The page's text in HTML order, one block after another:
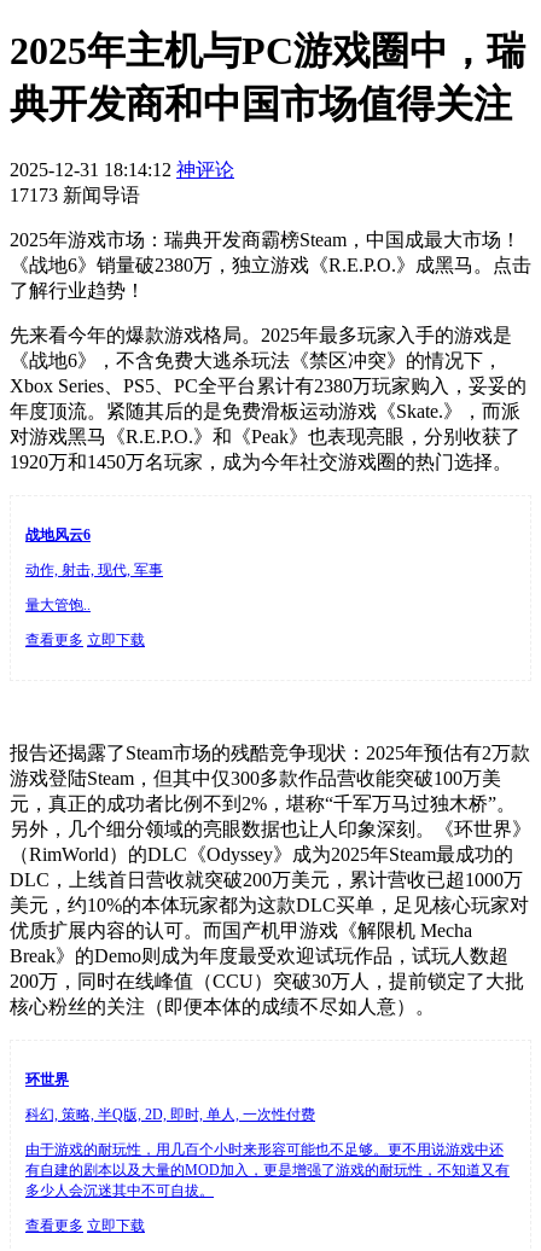
2025年主机与PC游戏圈中，瑞
典开发商和中国市场值得关注
2025-12-31 18:14:12 神评论
17173 新闻导语
2025年游戏市场：瑞典开发商霸榜Steam，中国成最大市场！
《战地6》销量破2380万，独立游戏《R.E.P.O.》成黑马。点击
了解行业趋势！
先来看今年的爆款游戏格局。2025年最多玩家入手的游戏是
《战地6》，不含免费大逃杀玩法《禁区冲突》的情况下，
Xbox Series、PS5、PC全平台累计有2380万玩家购入，妥妥的
年度顶流。紧随其后的是免费滑板运动游戏《Skate.》，而派
对游戏黑马《R.E.P.O.》和《Peak》也表现亮眼，分别收获了
1920万和1450万名玩家，成为今年社交游戏圈的热门选择。
战地风云6
动作, 射击, 现代, 军事
量大管饱..
查看更多 立即下载
报告还揭露了Steam市场的残酷竞争现状：2025年预估有2万款
游戏登陆Steam，但其中仅300多款作品营收能突破100万美
元，真正的成功者比例不到2%，堪称“千军万马过独木桥”。
另外，几个细分领域的亮眼数据也让人印象深刻。《环世界》
（RimWorld）的DLC《Odyssey》成为2025年Steam最成功的
DLC，上线首日营收就突破200万美元，累计营收已超1000万
美元，约10%的本体玩家都为这款DLC买单，足见核心玩家对
优质扩展内容的认可。而国产机甲游戏《解限机 Mecha
Break》的Demo则成为年度最受欢迎试玩作品，试玩人数超
200万，同时在线峰值（CCU）突破30万人，提前锁定了大批
核心粉丝的关注（即便本体的成绩不尽如人意）。
环世界
科幻, 策略, 半Q版, 2D, 即时, 单人, 一次性付费
由于游戏的耐玩性，用几百个小时来形容可能也不足够。更不用说游戏中还
有自建的剧本以及大量的MOD加入，更是增强了游戏的耐玩性，不知道又有
多少人会沉迷其中不可自拔。
查看更多 立即下载